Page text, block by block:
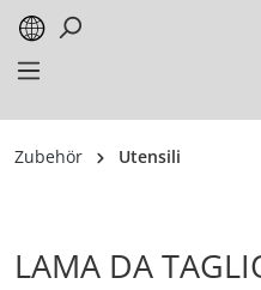
springen
Zubehör Utensili
LAMA DA